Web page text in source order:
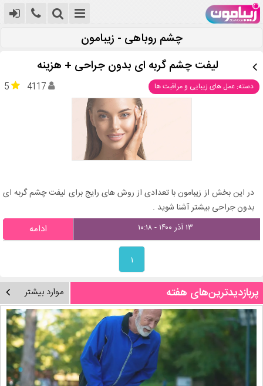
چشم روباهی - زیبامون
لیفت چشم گربه ای بدون جراحی + هزینه
دسته: عمل های زیبایی و مراقبت ها 5 4117
در این بخش از زیبامون با تعدادی از روش های رایج برای لیفت چشم گربه ای
بدون جراحی بیشتر آشنا شوید .
۱۳ آذر ۱۴۰۰ - ۱۰:۱۸ ادامه
۱
پربازدیدترین‌های هفته موارد بیشتر